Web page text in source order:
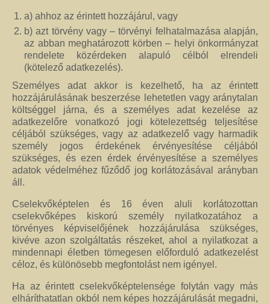
a) ahhoz az érintett hozzájárul, vagy
b) azt törvény vagy – törvényi felhatalmazása alapján,
az abban meghatározott körben – helyi önkormányzat
rendelete közérdeken alapuló célból elrendeli
(kötelező adatkezelés).
Személyes adat akkor is kezelhető, ha az érintett
hozzájárulásának beszerzése lehetetlen vagy aránytalan
költséggel járna, és a személyes adat kezelése az
adatkezelőre vonatkozó jogi kötelezettség teljesítése
céljából szükséges, vagy az adatkezelő vagy harmadik
személy jogos érdekének érvényesítése céljából
szükséges, és ezen érdek érvényesítése a személyes
adatok védelméhez fűződő jog korlátozásával arányban
áll.
Cselekvőképtelen és 16 éven aluli korlátozottan
cselekvőképes kiskorú személy nyilatkozatához a
törvényes képviselőjének hozzájárulása szükséges,
kivéve azon szolgáltatás részeket, ahol a nyilatkozat a
mindennapi életben tömegesen előforduló adatkezelést
céloz, és különösebb megfontolást nem igényel.
Ha az érintett cselekvőképtelensége folytán vagy más
elháríthatatlan okból nem képes hozzájárulását megadni,